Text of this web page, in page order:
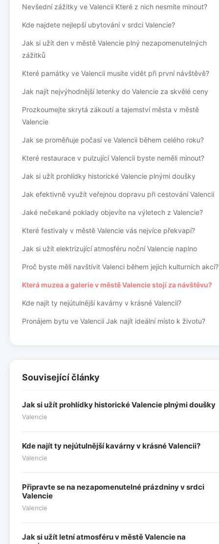
Nevšední zážitky ve Valencii Které z nich nesmíte minout?
Kde najdete nejlepší ubytování v srdci Valencie?
Jak si užít den v městě Valencie plný nezapomenutelných
zážitků
Které památky ve Valencii musíte vidět při první návštěvě?
Jak najít nejvýhodnější letenky do Valencie za skvělé ceny
Prozkoumejte skrytá zákoutí a tajemství města v městě
Valencie
Jak se proměňuje počasí ve Valencii během celého roku?
Které restaurace v pulzující Valencii byste neměli minout?
Jak si užít prohlídky historické Valencie plnými doušky
Jak efektivně využít veřejnou dopravu při cestování Valencií
Jaké nečekané poklady objevíte na výletech z Valencie?
Které festivaly v městě Valencie vás nejvíce překvapí?
Jak si užít elektrizující atmosféru noční Valencie naplno
Proč byste měli navštívit Valenci během jejich kulturních akcí?
Která muzea a galerie v městě Valencie stojí za návštěvu?
Kde najít ty nejútulnější kavárny v krásné Valencii?
Pronájem bytu ve Valencii Jak najít ideální místo k životu?
Související články
Jak si užít prohlídky historické Valencie plnými doušky
Valencie
Kde najít ty nejútulnější kavárny v krásné Valencii?
Valencie
Připravte se na nezapomenutelné prázdniny v srdci
Valencie
Valencie
Jak si užít letní atmosféru v městě Valencie na